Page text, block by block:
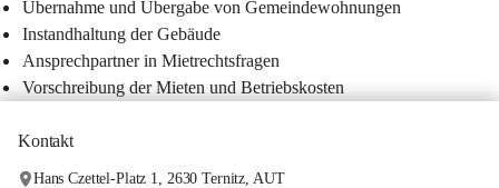
Übernahme und Übergabe von Gemeindewohnungen
Instandhaltung der Gebäude
Ansprechpartner in Mietrechtsfragen
Vorschreibung der Mieten und Betriebskosten
Kontakt
Hans Czettel-Platz 1, 2630 Ternitz, AUT